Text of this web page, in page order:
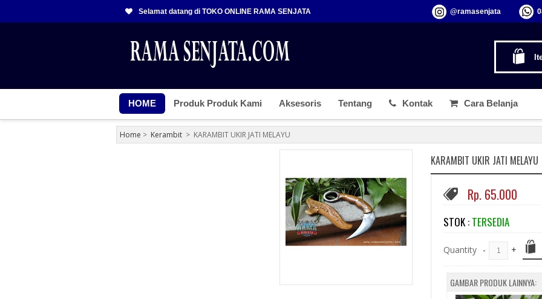
Selamat datang di TOKO ONLINE RAMA SENJATA @ramasenjata
HOME Produk Produk Kami Aksesoris Tentang Kontak Cara Belanja
Home > Kerambit > KARAMBIT UKIR JATI MELAYU
KARAMBIT UKIR JATI MELAYU
Rp. 65.000
STOK : TERSEDIA
Quantity - +
GAMBAR PRODUK LAINNYA: